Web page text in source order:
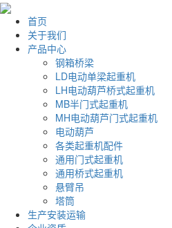
首页
关于我们
产品中心
钢箱桥梁
LD电动单梁起重机
LH电动葫芦桥式起重机
MB半门式起重机
MH电动葫芦门式起重机
电动葫芦
各类起重机配件
通用门式起重机
通用桥式起重机
悬臂吊
塔筒
生产安装运输